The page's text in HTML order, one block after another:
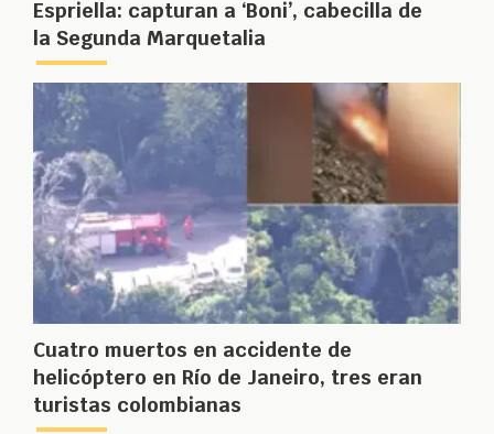
Espriella: capturan a ‘Boni’, cabecilla de
la Segunda Marquetalia
Cuatro muertos en accidente de
helicóptero en Río de Janeiro, tres eran
turistas colombianas